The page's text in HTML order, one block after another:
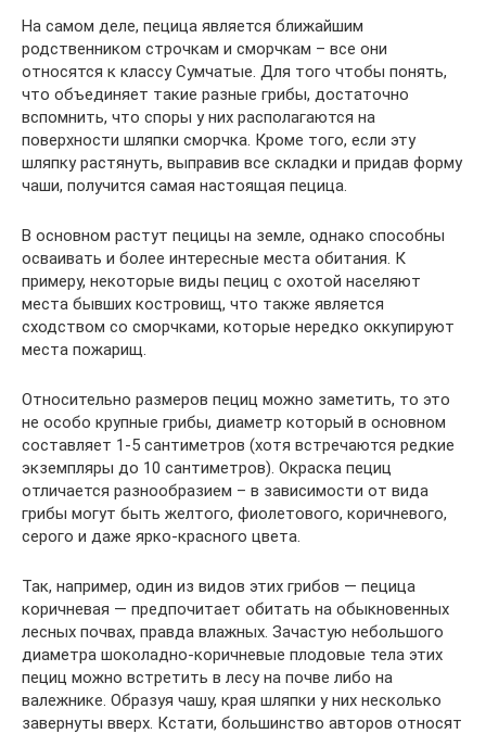
На самом деле, пецица является ближайшим
родственником строчкам и сморчкам – все они
относятся к классу Сумчатые. Для того чтобы понять,
что объединяет такие разные грибы, достаточно
вспомнить, что споры у них располагаются на
поверхности шляпки сморчка. Кроме того, если эту
шляпку растянуть, выправив все складки и придав форму
чаши, получится самая настоящая пецица.
В основном растут пецицы на земле, однако способны
осваивать и более интересные места обитания. К
примеру, некоторые виды пециц с охотой населяют
места бывших костровищ, что также является
сходством со сморчками, которые нередко оккупируют
места пожарищ.
Относительно размеров пециц можно заметить, то это
не особо крупные грибы, диаметр который в основном
составляет 1-5 сантиметров (хотя встречаются редкие
экземпляры до 10 сантиметров). Окраска пециц
отличается разнообразием – в зависимости от вида
грибы могут быть желтого, фиолетового, коричневого,
серого и даже ярко-красного цвета.
Так, например, один из видов этих грибов — пецица
коричневая — предпочитает обитать на обыкновенных
лесных почвах, правда влажных. Зачастую небольшого
диаметра шоколадно-коричневые плодовые тела этих
пециц можно встретить в лесу на почве либо на
валежнике. Образуя чашу, края шляпки у них несколько
завернуты вверх. Кстати, большинство авторов относят